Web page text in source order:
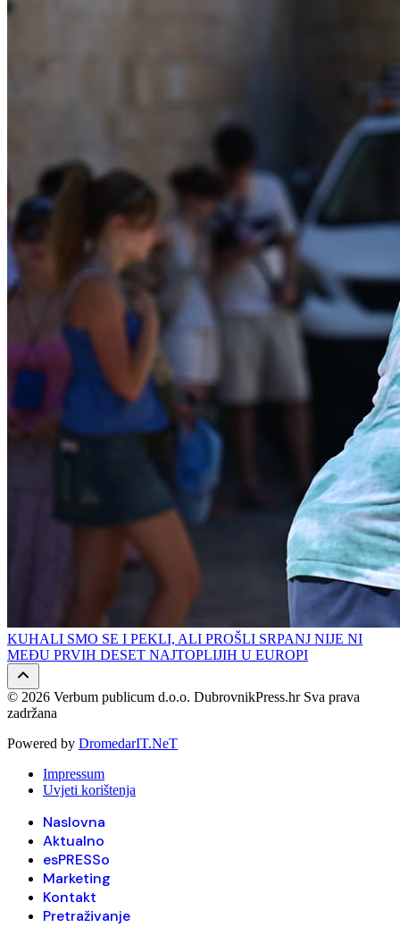
KUHALI SMO SE I PEKLI, ALI PROŠLI SRPANJ NIJE NI
MEĐU PRVIH DESET NAJTOPLIJIH U EUROPI
© 2026 Verbum publicum d.o.o. DubrovnikPress.hr Sva prava
zadržana
Powered by DromedarIT.NeT
Impressum
Uvjeti korištenja
Naslovna
Aktualno
esPRESSo
Marketing
Kontakt
Pretraživanje